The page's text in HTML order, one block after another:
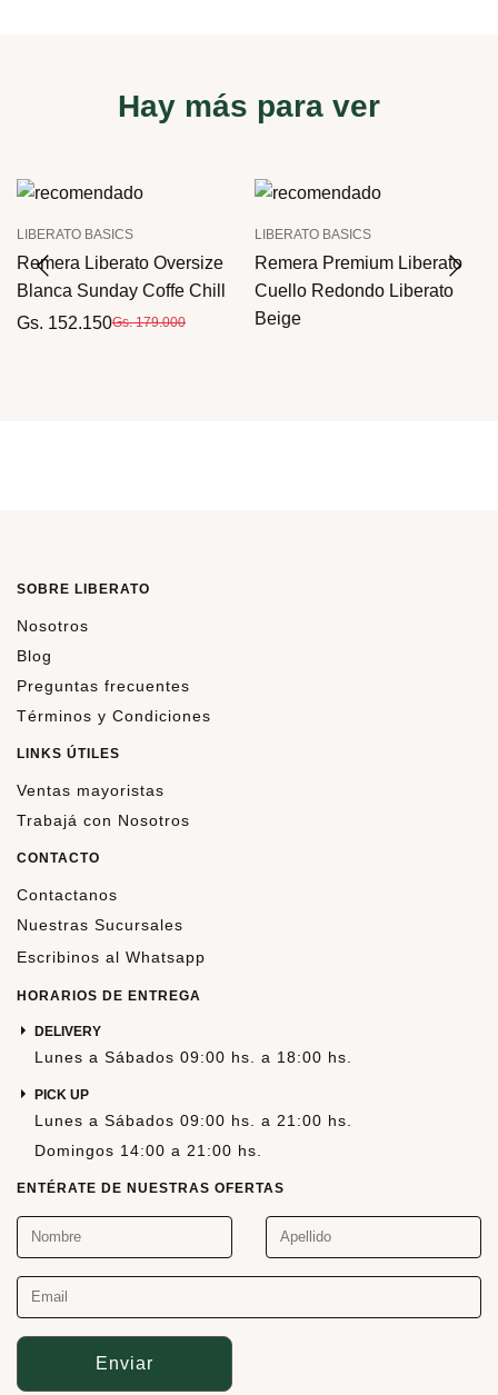
Hay más para ver
LIBERATO BASICS
Remera Liberato Oversize
Blanca Sunday Coffe Chill
Gs. 152.150Gs. 179.000
LIBERATO BASICS
Remera Premium Liberato
Cuello Redondo Liberato
Beige
SOBRE LIBERATO
Nosotros
Blog
Preguntas frecuentes
Términos y Condiciones
LINKS ÚTILES
Ventas mayoristas
Trabajá con Nosotros
CONTACTO
Contactanos
Nuestras Sucursales
Escribinos al Whatsapp
HORARIOS DE ENTREGA
DELIVERY
Lunes a Sábados 09:00 hs. a 18:00 hs.
PICK UP
Lunes a Sábados 09:00 hs. a 21:00 hs.
Domingos 14:00 a 21:00 hs.
ENTÉRATE DE NUESTRAS OFERTAS
Enviar